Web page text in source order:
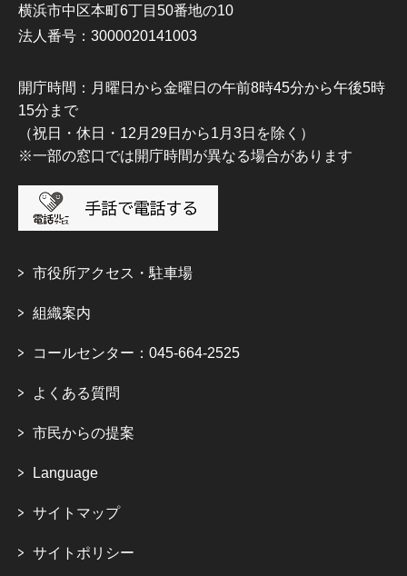
横浜市中区本町6丁目50番地の10
法人番号：3000020141003
開庁時間：月曜日から金曜日の午前8時45分から午後5時
15分まで
（祝日・休日・12月29日から1月3日を除く）
※一部の窓口では開庁時間が異なる場合があります
市役所アクセス・駐車場
組織案内
コールセンター：045-664-2525
よくある質問
市民からの提案
Language
サイトマップ
サイトポリシー